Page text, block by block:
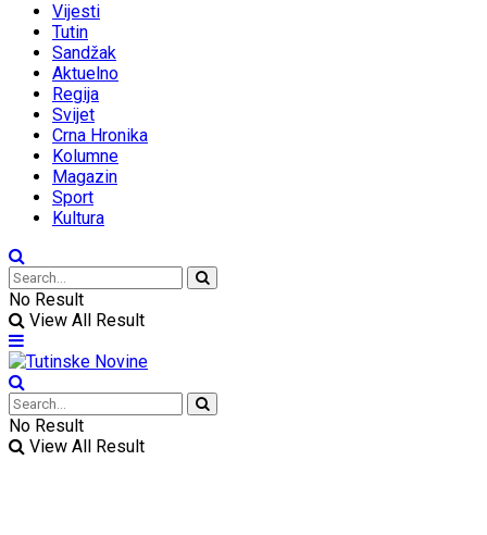
Vijesti
Tutin
Sandžak
Aktuelno
Regija
Svijet
Crna Hronika
Kolumne
Magazin
Sport
Kultura
No Result
View All Result
No Result
View All Result